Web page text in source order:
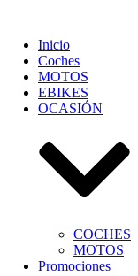
Inicio
Coches
MOTOS
EBIKES
OCASIÓN
COCHES
MOTOS
Promociones